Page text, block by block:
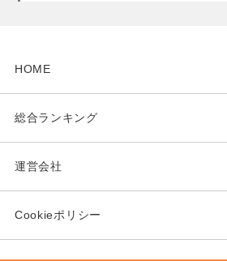
HOME
総合ランキング
運営会社
Cookieポリシー